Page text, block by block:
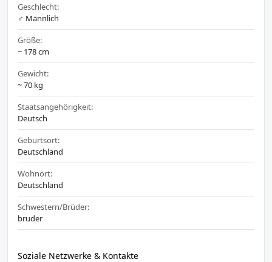
Geschlecht:
♂️ Männlich
Größe:
~ 178 cm
Gewicht:
~ 70 kg
Staatsangehörigkeit:
Deutsch
Geburtsort:
Deutschland
Wohnort:
Deutschland
Schwestern/Brüder:
bruder
Soziale Netzwerke & Kontakte